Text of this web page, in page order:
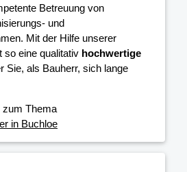
Betreuung von
und
Mit der Hilfe unserer
so eine qualitativ hochwertige
Sie, als Bauherr, sich lange
zum Thema
in Buchloe